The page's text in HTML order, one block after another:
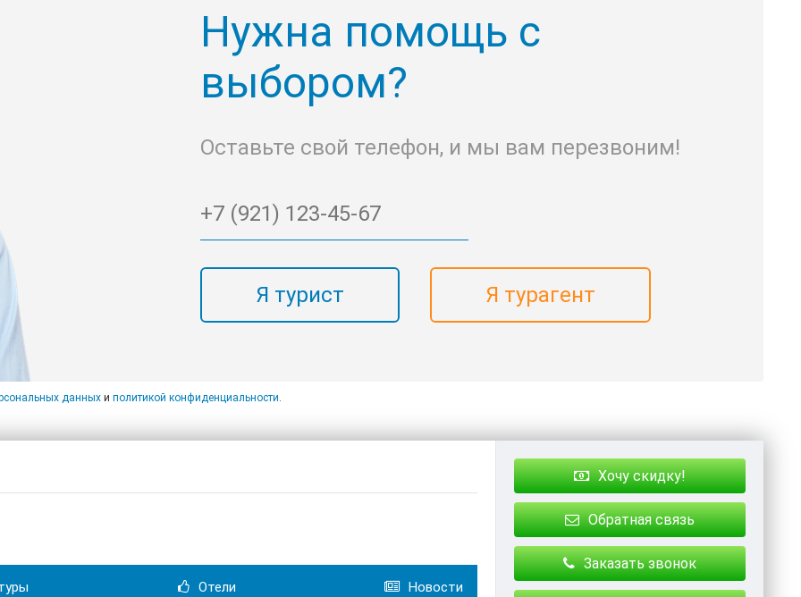
Нужна помощь с
выбором?
Оставьте свой телефон, и мы вам перезвоним!
Я турист Я турагент
данных и политикой конфиденциальности.
Отели Новости
Хочу скидку!
Обратная связь
Заказать звонок